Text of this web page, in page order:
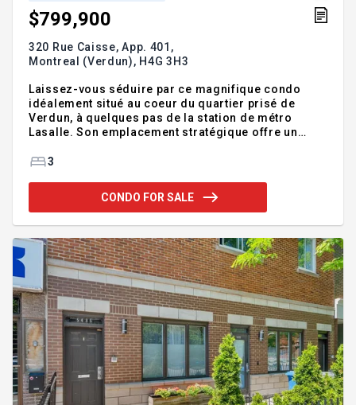
$799,900
320 Rue Caisse, App. 401,
Montreal (Verdun), H4G 3H3
Laissez-vous séduire par ce magnifique condo
idéalement situé au coeur du quartier prisé de
Verdun, à quelques pas de la station de métro
Lasalle. Son emplacement stratégique offre un
qu'à une grande variété de commerces, restaurants
moderne avec comptoirs en quartz, deux salles de
bain complètes, ainsi qu'une spacieuse mezzanine
ou se détendre. Addendum:Laissez-vous séduire
par ce magnifique c
3
CONDO FOR SALE